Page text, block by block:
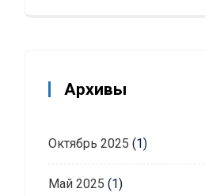
Архивы
Октябрь 2025 (1)
Май 2025 (1)